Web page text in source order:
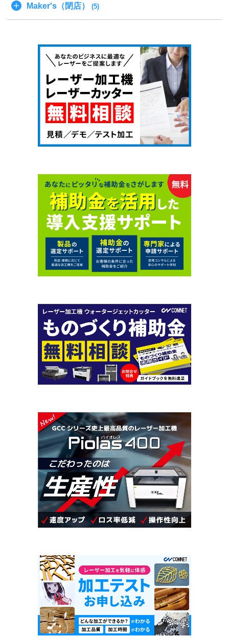
Maker's（閉店） (5)